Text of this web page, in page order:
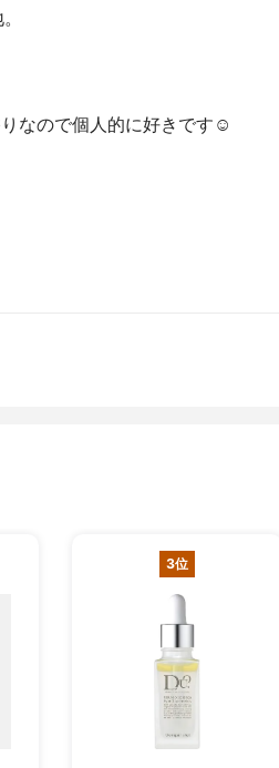
なので個人的に好きです☺︎
3位